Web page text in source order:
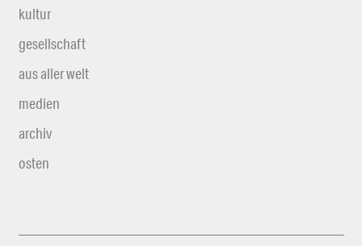
kultur
gesellschaft
aus aller welt
medien
archiv
osten